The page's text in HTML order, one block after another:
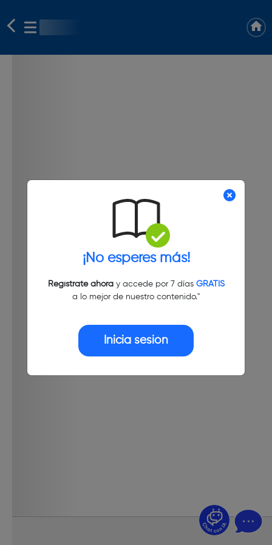
¡No esperes más!
Regístrate ahoray accede por 7 días GRATIS
a lo mejor de nuestro contenido."
Inicia sesión